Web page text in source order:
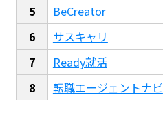
BeCreator
サスキャリ
Ready就活
転職エージェントナビ